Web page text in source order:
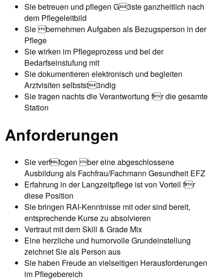
Sie betreuen und pflegen G3ste ganzheitlich nach
dem Pflegeleitbild
Sie bernehmen Aufgaben als Bezugsperson in der
Pflege
Sie wirken im Pflegeprozess und bei der
Bedarfseinstufung mit
Sie dokumentieren elektronisch und begleiten
Arztvisiten selbstst3ndig
Sie tragen nachts die Verantwortung fr die gesamte
Station
Anforderungen
Sie verffcgen ber eine abgeschlossene
Ausbildung als Fachfrau/Fachmann Gesundheit EFZ
Erfahrung in der Langzeitpflege ist von Vorteil fr
diese Position
Sie bringen RAI-Kenntnisse mit oder sind bereit,
entsprechende Kurse zu absolvieren
Vertraut mit dem Skill & Grade Mix
Eine herzliche und humorvolle Grundeinstellung
zeichnet Sie als Person aus
Sie haben Freude an vielseitigen Herausforderungen
im Pflegebereich